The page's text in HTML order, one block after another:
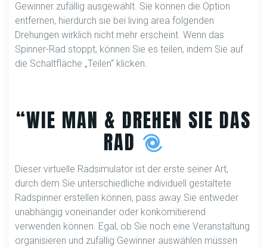
Gewinner zufällig ausgewählt. Sie können die Option
entfernen, hierdurch sie bei living area folgenden
Drehungen wirklich nicht mehr erscheint. Wenn das
Spinner-Rad stoppt, können Sie es teilen, indem Sie auf
die Schaltfläche „Teilen“ klicken.
“WIE MAN & DREHEN SIE DAS
RAD
Dieser virtuelle Radsimulator ist der erste seiner Art,
durch dem Sie unterschiedliche individuell gestaltete
Radspinner erstellen können, pass away Sie entweder
unabhängig voneinander oder konkomitierend
verwenden können. Egal, ob Sie noch eine Veranstaltung
organisieren und zufällig Gewinner auswählen müssen